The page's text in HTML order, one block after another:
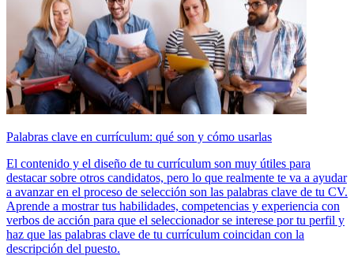
Palabras clave en currículum: qué son y cómo usarlas
El contenido y el diseño de tu currículum son muy útiles para
destacar sobre otros candidatos, pero lo que realmente te va a ayudar
a avanzar en el proceso de selección son las palabras clave de tu CV.
Aprende a mostrar tus habilidades, competencias y experiencia con
verbos de acción para que el seleccionador se interese por tu perfil y
haz que las palabras clave de tu currículum coincidan con la
descripción del puesto.